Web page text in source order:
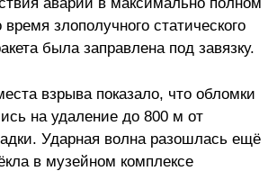
злополучного статического
была заправлена под завязку.
взрыва показало, что обломки
на удаление до 800 м от
Ударная волна разошлась ещё
в музейном комплексе